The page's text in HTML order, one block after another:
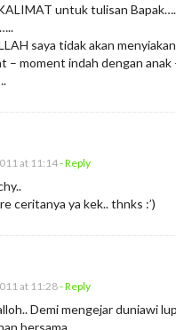
untuk tulisan
saya tidak akan
– moment indah dengan anak
at 11:14- Reply
ceritanya ya kek.. thnks :’)
at 11:28- Reply
Demi mengejar duniawi
bersama…